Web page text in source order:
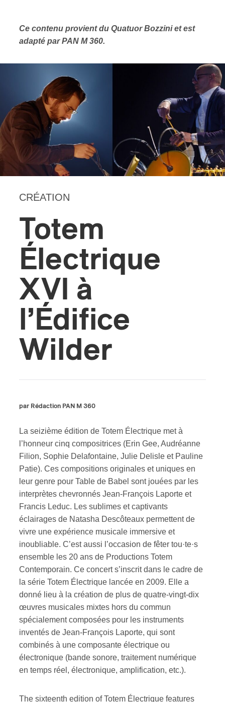
Ce contenu provient du Quatuor Bozzini et est
adapté par PAN M 360.
CRÉATION
Totem
Électrique
XVI à
l’Édifice
Wilder
par Rédaction PAN M 360
La seizième édition de Totem Électrique met à
l’honneur cinq compositrices (Erin Gee, Audréanne
Filion, Sophie Delafontaine, Julie Delisle et Pauline
Patie). Ces compositions originales et uniques en
leur genre pour Table de Babel sont jouées par les
interprètes chevronnés Jean-François Laporte et
Francis Leduc. Les sublimes et captivants
éclairages de Natasha Descôteaux permettent de
vivre une expérience musicale immersive et
inoubliable. C’est aussi l’occasion de fêter tou·te·s
ensemble les 20 ans de Productions Totem
Contemporain. Ce concert s’inscrit dans le cadre de
la série Totem Électrique lancée en 2009. Elle a
donné lieu à la création de plus de quatre-vingt-dix
œuvres musicales mixtes hors du commun
spécialement composées pour les instruments
inventés de Jean-François Laporte, qui sont
combinés à une composante électrique ou
électronique (bande sonore, traitement numérique
en temps réel, électronique, amplification, etc.).
The sixteenth edition of Totem Électrique features